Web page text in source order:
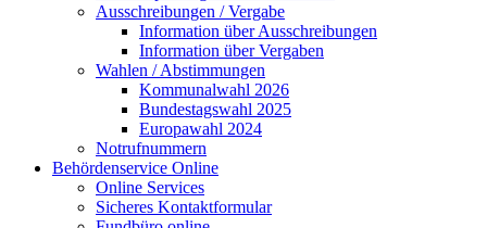
Ausschreibungen / Vergabe
Information über Ausschreibungen
Information über Vergaben
Wahlen / Abstimmungen
Kommunalwahl 2026
Bundestagswahl 2025
Europawahl 2024
Notrufnummern
Behördenservice Online
Online Services
Sicheres Kontaktformular